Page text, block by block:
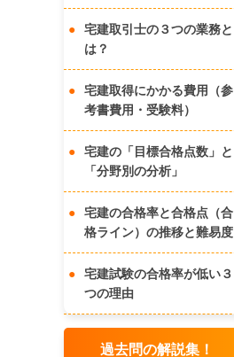
宅建取引士の３つの業務と
は？
宅建取得にかかる費用（参
考書費用・受験料）
宅建の「目標合格点数」と
「分野別の分析」
宅建の合格率と合格点（合
格ライン）の推移と難易度
宅建試験の合格率が低い３
つの理由
過去問の解説集！